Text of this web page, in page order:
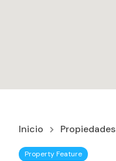
Inicio Propiedades
Property Feature